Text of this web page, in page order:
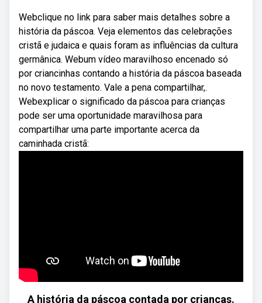
Webclique no link para saber mais detalhes sobre a
história da páscoa. Veja elementos das celebrações
cristã e judaica e quais foram as influências da cultura
germânica. Webum vídeo maravilhoso encenado só
por criancinhas contando a história da páscoa baseada
no novo testamento. Vale a pena compartilhar,.
Webexplicar o significado da páscoa para crianças
pode ser uma oportunidade maravilhosa para
compartilhar uma parte importante acerca da
caminhada cristã:
A história da páscoa contada por crianças.